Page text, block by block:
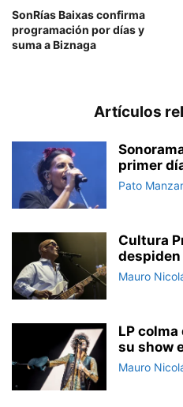
SonRías Baixas confirma
programación por días y
suma a Biznaga
Artículos
primer
Pato
Cultura
despiden
Mauro
LP
su show
Mauro